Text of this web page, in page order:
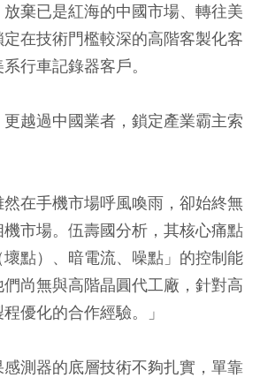
棄已是紅海的中國市場、轉往美
在技術門檻較深的高階客製化客
行車記錄器客戶。
越過中國業者，鎖定產業霸主索
然在手機市場呼風喚雨，卻始終無
市場。伍壽國分析，其核心痛點
點）、暗電流、噪點」的控制能
尚無與高階晶圓代工廠，針對高
優化的合作經驗。」
測器的底層技術不夠扎實，單靠